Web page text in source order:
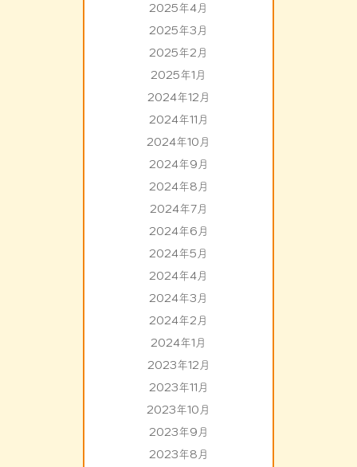
2025年4月
2025年3月
2025年2月
2025年1月
2024年12月
2024年11月
2024年10月
2024年9月
2024年8月
2024年7月
2024年6月
2024年5月
2024年4月
2024年3月
2024年2月
2024年1月
2023年12月
2023年11月
2023年10月
2023年9月
2023年8月